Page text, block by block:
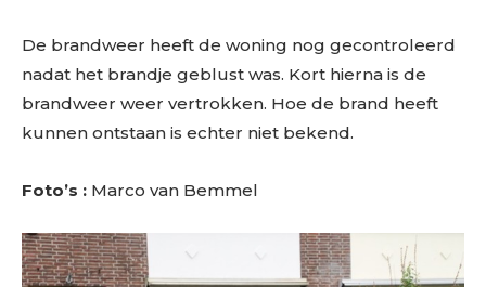
De brandweer heeft de woning nog gecontroleerd
nadat het brandje geblust was. Kort hierna is de
brandweer weer vertrokken. Hoe de brand heeft
kunnen ontstaan is echter niet bekend.
Foto’s : Marco van Bemmel